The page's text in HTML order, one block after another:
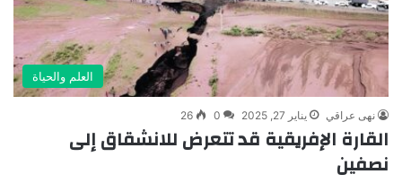
العلم والحياة
نهى عراقي يناير 27, 2025 0
26
القارة الإفريقية قد تتعرض للانشقاق إلى
نصفين